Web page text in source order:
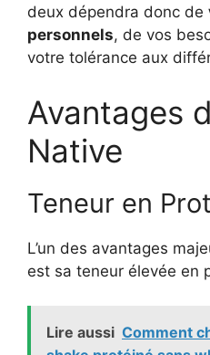
deux dépendra donc de
personnels, de vos
votre tolérance aux
Avantages
Native
Teneur en
L’un des avantages
est sa teneur élevée en
Lire aussi Comment